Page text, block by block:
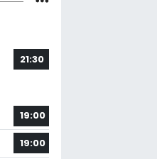
21:30
19:00
19:00